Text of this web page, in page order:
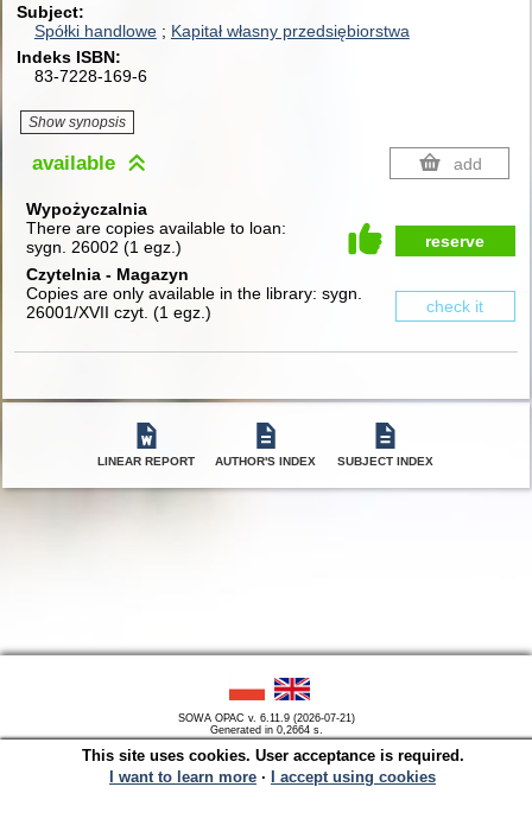
Subject
Spółki handlowe
Kapitał własny przedsiębiorstwa
Indeks ISBN
83-7228-169-6
Show synopsis
available add
Wypożyczalnia
There are copies available to loan:
sygn. 26002 (1 egz.)
reserve
Czytelnia - Magazyn
Copies are only available in the library: sygn.
26001/XVII czyt. (1 egz.) check it
LINEAR REPORT AUTHOR'S INDEX SUBJECT INDEX
SOWA OPAC v. 6.11.9 (2026-07-21)
Generated in 0,2664 s.
This site uses cookies. User acceptance is required.
I want to learn more ∙ I accept using cookies